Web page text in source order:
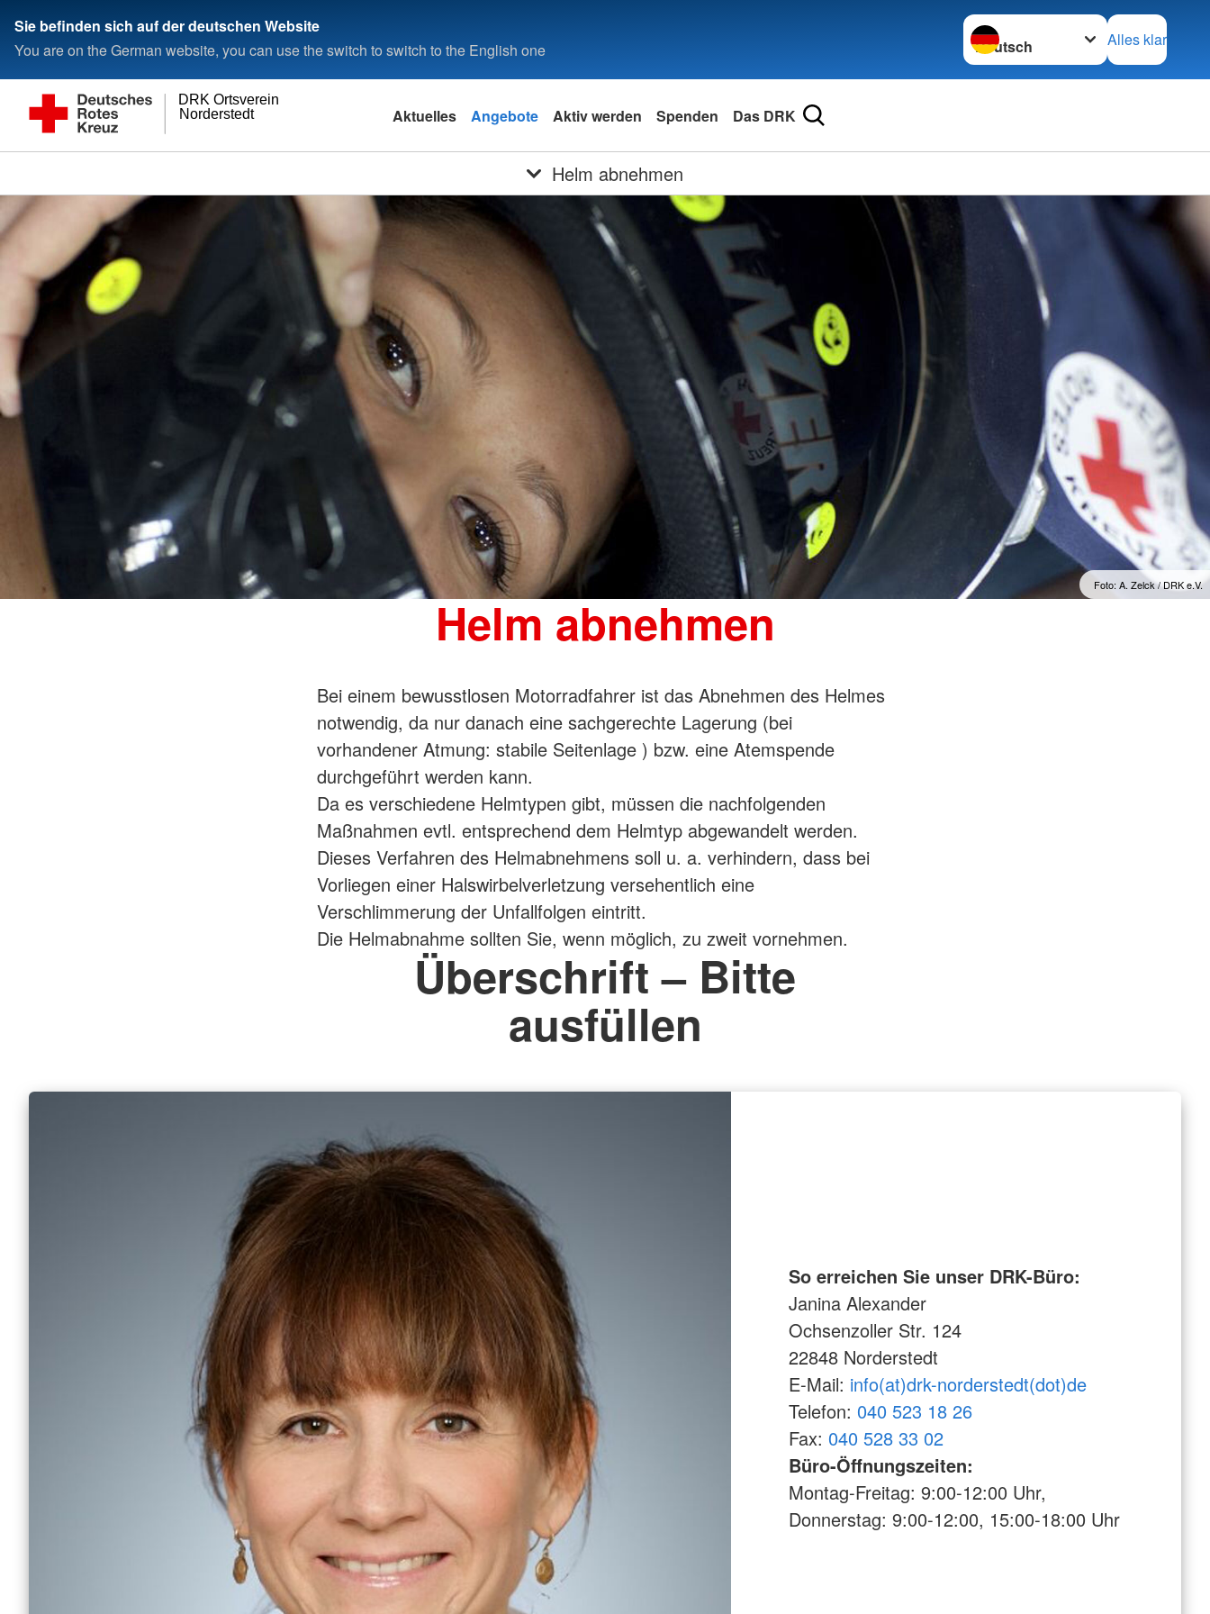
Sie befinden sich auf der deutschen Website
You are on the German website, you can use the switch to switch to the English one
Sprache wechseln zu
Alles klar
Norderstedt
DRK Ortsverein
Aktuelles Angebote Aktiv werden Spenden Das DRK
Helm abnehmen
Foto: A. Zelck / DRK e.V.
Helm abnehmen
Bei einem bewusstlosen Motorradfahrer ist das Abnehmen des Helmes
notwendig, da nur danach eine sachgerechte Lagerung (bei
vorhandener Atmung: stabile Seitenlage ) bzw. eine Atemspende
durchgeführt werden kann.
Da es verschiedene Helmtypen gibt, müssen die nachfolgenden
Maßnahmen evtl. entsprechend dem Helmtyp abgewandelt werden.
Dieses Verfahren des Helmabnehmens soll u. a. verhindern, dass bei
Vorliegen einer Halswirbelverletzung versehentlich eine
Verschlimmerung der Unfallfolgen eintritt.
Die Helmabnahme sollten Sie, wenn möglich, zu zweit vornehmen.
Überschrift – Bitte
ausfüllen
So erreichen Sie unser DRK-Büro:
Janina Alexander
Ochsenzoller Str. 124
22848 Norderstedt
E-Mail: info(at)drk-norderstedt(dot)de
Telefon: 040 523 18 26
Fax: 040 528 33 02
Büro-Öffnungszeiten:
Montag-Freitag: 9:00-12:00 Uhr,
Donnerstag: 9:00-12:00, 15:00-18:00 Uhr